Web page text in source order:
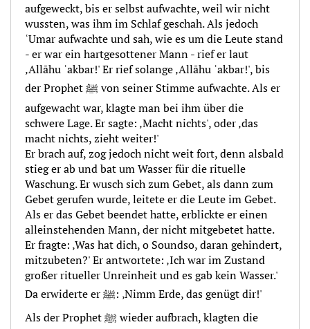
aufgeweckt, bis er selbst aufwachte, weil wir nicht
wussten, was ihm im Schlaf geschah. Als jedoch
ʿUmar aufwachte und sah, wie es um die Leute stand
- er war ein hartgesottener Mann - rief er laut
‚Allāhu ʾakbar!' Er rief solange ‚Allāhu ʾakbar!', bis
der Prophet ﷺ von seiner Stimme aufwachte. Als er
aufgewacht war, klagte man bei ihm über die
schwere Lage. Er sagte: ‚Macht nichts', oder ‚das
macht nichts, zieht weiter!'
Er brach auf, zog jedoch nicht weit fort, denn alsbald
stieg er ab und bat um Wasser für die rituelle
Waschung. Er wusch sich zum Gebet, als dann zum
Gebet gerufen wurde, leitete er die Leute im Gebet.
Als er das Gebet beendet hatte, erblickte er einen
alleinstehenden Mann, der nicht mitgebetet hatte.
Er fragte: ‚Was hat dich, o Soundso, daran gehindert,
mitzubeten?' Er antwortete: ‚Ich war im Zustand
großer ritueller Unreinheit und es gab kein Wasser.'
Da erwiderte er ﷺ: ‚Nimm Erde, das genügt dir!'
Als der Prophet ﷺ wieder aufbrach, klagten die